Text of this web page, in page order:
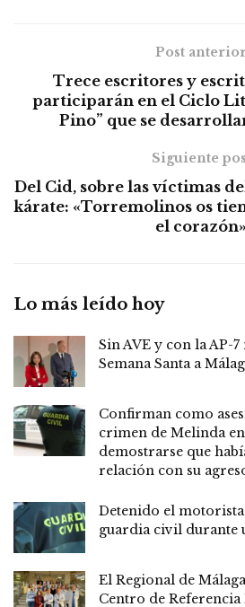
Post
Trece escritores y
participarán en el Ciclo
Pino” que se
Siguiente
Del Cid, sobre las víctimas
kárate: «Torremolinos os
el corazón»
Lo más leído hoy
Sin AVE y con la AP-
Semana Santa a
Confirman como
crimen de Melinda
demostrarse que
relación con su
Detenido el
guardia civil durante
El Regional de
Centro de